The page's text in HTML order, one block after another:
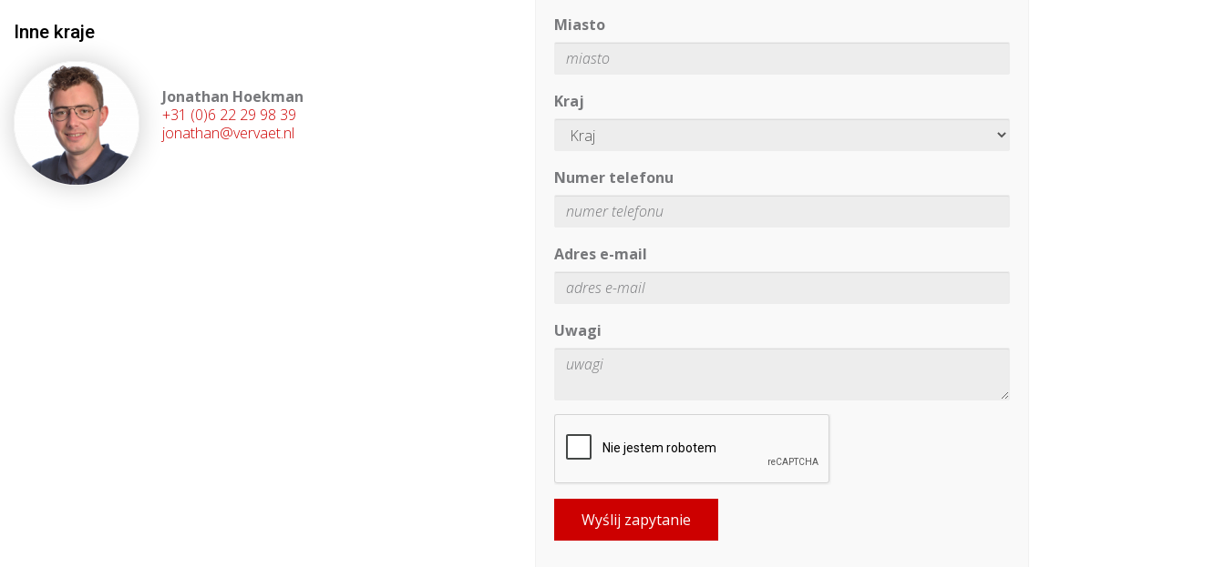
Inne kraje
Jonathan Hoekman
+31 (0)6 22 29 98 39
jonathan@vervaet.nl
Miasto
Kraj
Numer telefonu
Adres e-mail
Uwagi
Wyślij zapytanie